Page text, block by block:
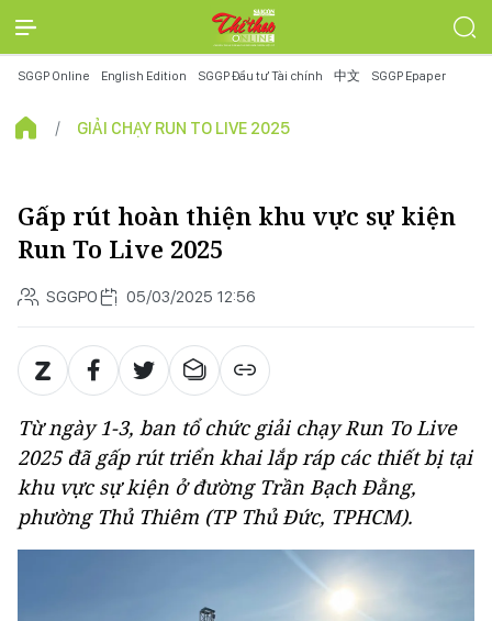
SGGP Online English Edition SGGP Đầu tư Tài chính 中文 SGGP Epaper
GIẢI CHẠY RUN TO LIVE 2025
Gấp rút hoàn thiện khu vực sự kiện
Run To Live 2025
SGGPO 05/03/2025 12:56
Từ ngày 1-3, ban tổ chức giải chạy Run To Live
2025 đã gấp rút triển khai lắp ráp các thiết bị tại
khu vực sự kiện ở đường Trần Bạch Đằng,
phường Thủ Thiêm (TP Thủ Đức, TPHCM).